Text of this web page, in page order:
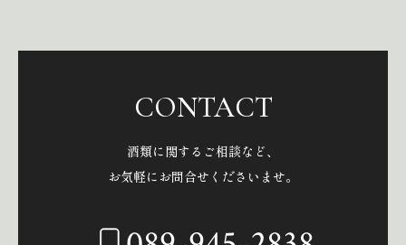
CONTACT
酒類に関するご相談など、
お気軽にお問合せくださいませ。